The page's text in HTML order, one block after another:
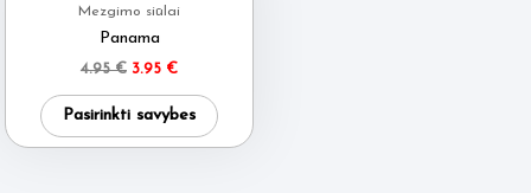
Mezgimo siūlai
Panama
4.95€ Original
4.95 €.
3.95 €Current
3.95 €.
Pasirinkti savybes
product